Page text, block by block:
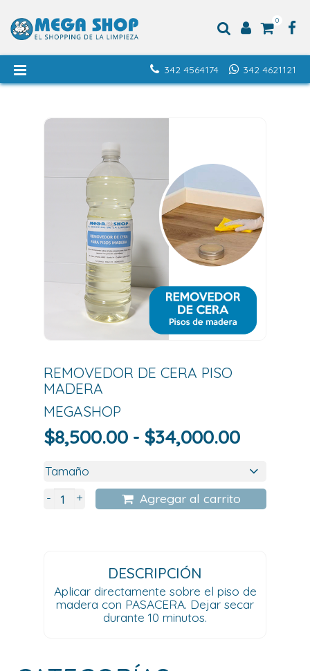
0
342 4621121
342 4564174
REMOVEDOR DE CERA PISO
MADERA
MEGASHOP
$8,500.00 - $34,000.00Rango
precios:
desde
- + Agregar al carrito
DESCRIPCIÓN
Aplicar directamente sobre el piso de
madera con PASACERA. Dejar secar
durante 10 minutos.